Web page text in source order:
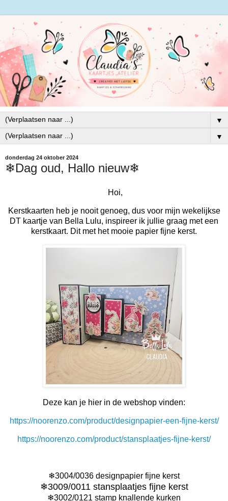
▼
▼
donderdag 24 oktober 2024
❄Dag oud, Hallo nieuw❄
Hoi,
Kerstkaarten heb je nooit genoeg, dus voor mijn wekelijkse
DT kaartje van Bella Lulu, inspireer ik jullie graag met een
kerstkaart. Dit met het mooie papier fijne kerst.
Deze kan je hier in de webshop vinden:
https://noorenzo.com/product/designpapier-een-fijne-kerst/
https://noorenzo.com/product/stansplaatjes-fijne-kerst/
❄3004/0036 designpapier fijne kerst
❄3009/0011 stansplaatjes fijne kerst
❄3002/0121 stamp knallende kurken